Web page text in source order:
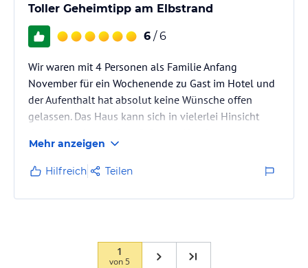
Toller Geheimtipp am Elbstrand
6 / 6
Wir waren mit 4 Personen als Familie Anfang
November für ein Wochenende zu Gast im Hotel und
der Aufenthalt hat absolut keine Wünsche offen
gelassen. Das Haus kann sich in vielerlei Hinsicht
lassen.
Hervorzuheben ist der tolle Service und die
Freundlichkeit ausnahmslos sämtlicher Mitarbeiter/-
innen in allen Bereichen. Von der ersten
superfreundlich bedient.
Mehr anzeigen
Hilfreich Teilen
1
von5